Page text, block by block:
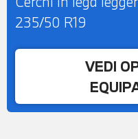
235/50 R19
VEDI